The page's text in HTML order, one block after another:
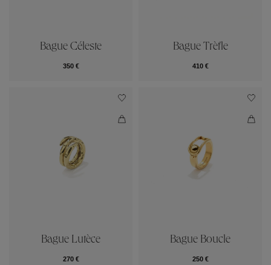
Bague Céleste
350 €
Bague Trèfle
410 €
Bague Lutèce
270 €
Bague Boucle
250 €